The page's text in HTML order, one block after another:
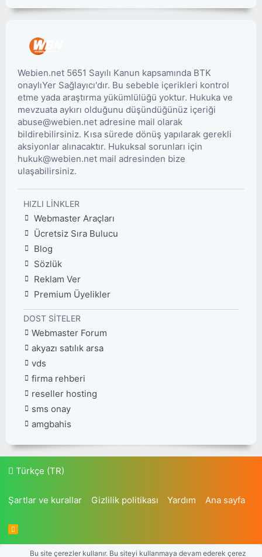
Webien.net 5651 Sayılı Kanun kapsamında BTK
onaylıYer Sağlayıcı'dır. Bu sebeble içerikleri kontrol
etme yada araştırma yükümlülüğü yoktur. Hukuka ve
mevzuata aykırı olduğunu düşündüğünüz içeriği
abuse@webien.net adresine mail olarak
bildirebilirsiniz. Kısa sürede dönüş yapılarak gerekli
aksiyonlar alınacaktır. Hukuksal sorunları için
hukuk@webien.net mail adresinden bize
ulaşabilirsiniz.
HIZLI LINKLER
Webmaster Araçları
Ücretsiz Sıra Bulucu
Blog
Sözlük
Reklam Ver
Premium Üyelikler
DOST SITELER
Webmaster Forum
akyazı satılık arsa
vds
firma rehberi
reseller hosting
sms onay
amgbahis
Türkçe (TR)
Şartlar ve kurallar Gizlilik politikası Yardım Ana sayfa
Bu site çerezler kullanır. Bu siteyi kullanmaya devam ederek çerez